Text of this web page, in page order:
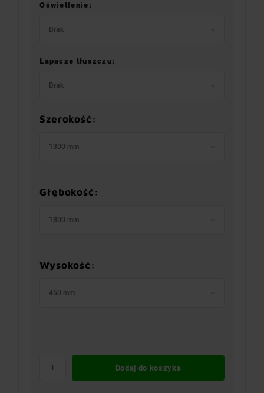
Oświetlenie:
Brak
Łapacze tłuszczu:
Brak
Szerokość:
1300 mm
Głębokość:
1800 mm
Wysokość:
450 mm
Dodaj do koszyka